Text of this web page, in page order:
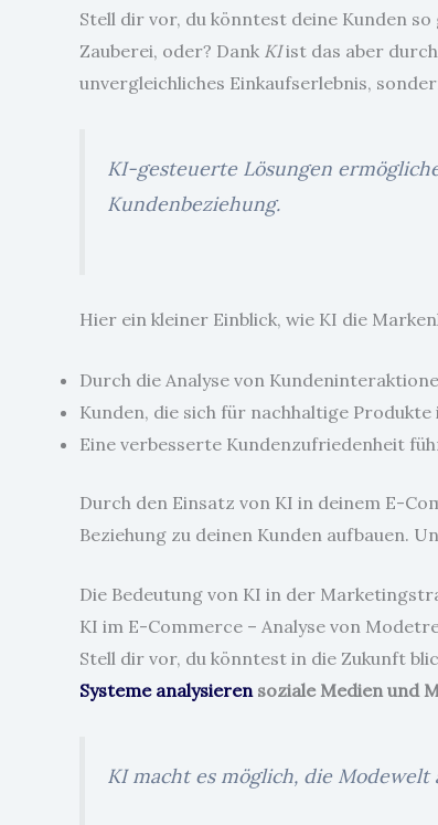
Stell dir vor, du könntest deine Kunden
Zauberei, oder? Dank KIist das aber
unvergleichliches Einkaufserlebnis,
KI-gesteuerte Lösungen
Kundenbeziehung.
Hier ein kleiner Einblick, wie KI die
Durch die Analyse von
Kunden, die sich für nachhaltige
Eine verbesserte Kundenzufriedenheit
Durch den Einsatz von KI in deinem E-
Beziehung zu deinen Kunden aufbauen.
Die Bedeutung von KI in der
KI im E-Commerce – Analyse von
Stell dir vor, du könntest in die Zukunft
Systeme analysierensoziale Medien und
KI macht es möglich, die